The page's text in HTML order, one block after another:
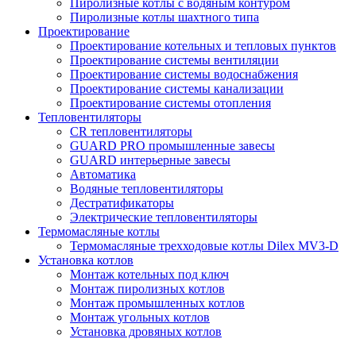
Пиролизные котлы с водяным контуром
Пиролизные котлы шахтного типа
Проектирование
Проектирование котельных и тепловых пунктов
Проектирование системы вентиляции
Проектирование системы водоснабжения
Проектирование системы канализации
Проектирование системы отопления
Тепловентиляторы
CR тепловентиляторы
GUARD PRO промышленные завесы
GUARD интерьерные завесы
Автоматика
Водяные тепловентиляторы
Дестратификаторы
Электрические тепловентиляторы
Термомасляные котлы
Термомасляные трехходовые котлы Dilex MV3-D
Установка котлов
Монтаж котельных под ключ
Монтаж пиролизных котлов
Монтаж промышленных котлов
Монтаж угольных котлов
Установка дровяных котлов